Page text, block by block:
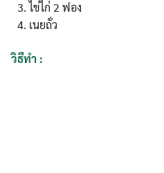
ไข่ไก่ 2 ฟอง
เนยถั่ว
วิธีทำ :